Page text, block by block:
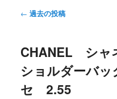
投
ビ
ー
シ
← 過去の投稿
CHANEL シャ
ショルダーバ
セ 2.55